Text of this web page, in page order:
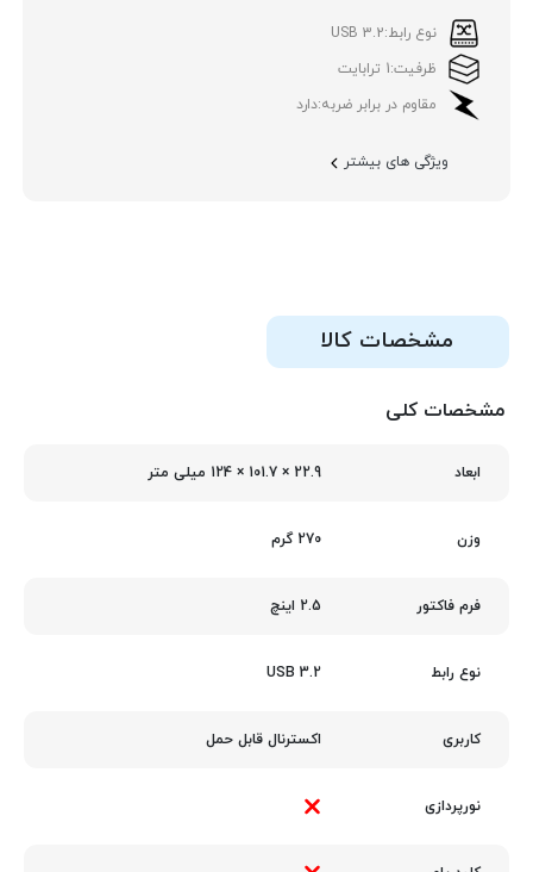
نوع رابط:USB 3.2
ظرفیت:1 ترابایت
مقاوم در برابر ضربه:دارد
ویژگی های بیشتر
مشخصات کالا
مشخصات کلی
ابعاد 22.9 × 101.7 × 124 میلی‌ متر
وزن 270 گرم
فرم فاکتور 2.5 اینچ
نوع رابط USB 3.2
کاربری اکسترنال قابل حمل
نورپردازی